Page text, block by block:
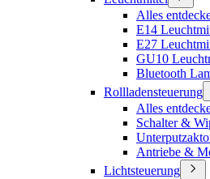
Alles
E14
E27
GU10
Bluetooth
Rollladensteuerung
Alles
Schalter &
Antriebe &
Lichtsteuerung